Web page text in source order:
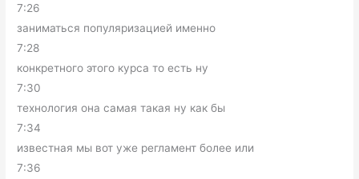
7:26
заниматься популяризацией именно
7:28
конкретного этого курса то есть ну
7:30
технология она самая такая ну как бы
7:34
известная мы вот уже регламент более или
7:36